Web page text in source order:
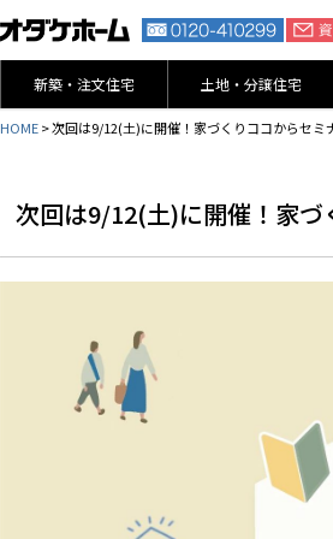
新築・注文住宅 土地・分譲住宅
HOME> 次回は9/12(土)に開催！家づくりココからセミ
次回は9/12(土)に開催！家